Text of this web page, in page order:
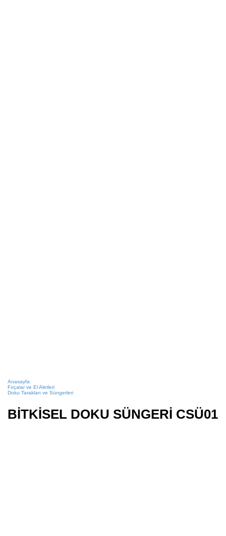
Anasayfa
Fırçalar ve El Aletleri
Doku Tarakları ve Süngerleri
BİTKİSEL DOKU SÜNGERİ CSÜ01